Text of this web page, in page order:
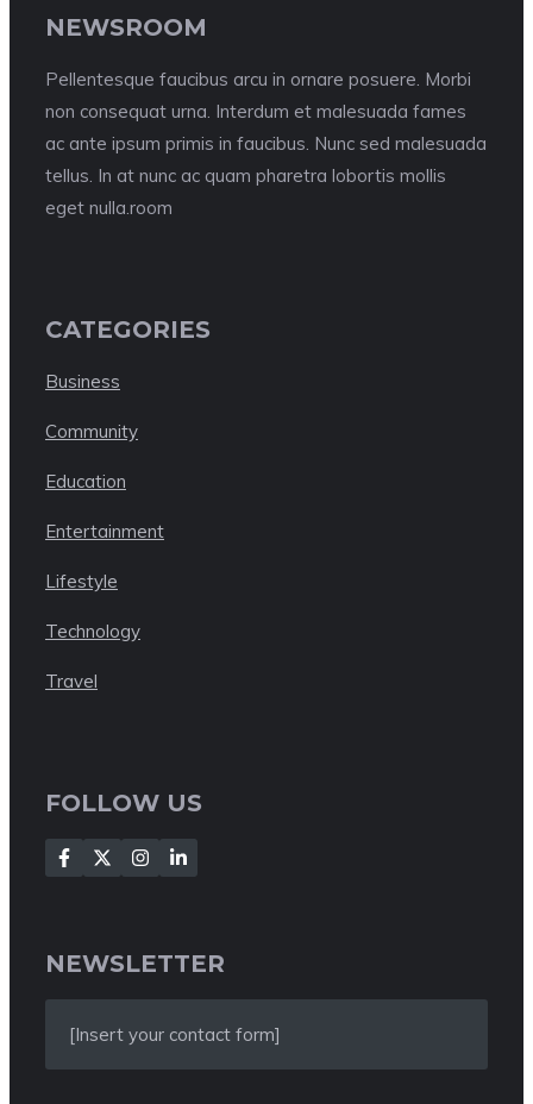
NEWSROOM
Pellentesque faucibus arcu in ornare posuere. Morbi
non consequat urna. Interdum et malesuada fames
ac ante ipsum primis in faucibus. Nunc sed malesuada
tellus. In at nunc ac quam pharetra lobortis mollis
eget nulla.room
CATEGORIES
Business
Community
Education
Entertainment
Lifestyle
Technology
Travel
FOLLOW US
NEWSLETTER
[Insert your contact form]